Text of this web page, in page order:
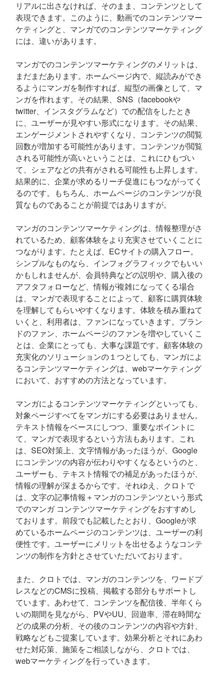
リアルに出さなければ、そのまま、コンテンツとして
表現できます。このように、動画でのコンテンツマー
ケティングと、マンガでのコンテンツマーケティング
には、違いがあります。
マンガでのコンテンツマーケティングのメリットは、
まだまだあります。ホームページ内で、縦読みができ
るようにマンガを制作すれば、縦型の画像として、マ
ンガを作れます。その結果、SNS（facebookや
twitter、インスタグラムなど）での配信をしたとき
に、ユーザーが見やすい形式になります。その結果、
エンゲージメントされやすくなり、コンテンツの閲覧
回数が増加する可能性があります。コンテンツが閲覧
される可能性が高いということは、これにひもづい
て、シェアなどの共有がされる可能性も上昇します。
結果的に、企業が求めるリーチ促進にもつながってく
るのです。もちろん、ホームページのコンテンツが良
質なものであることが前提ではありますが。
マンガのコンテンツマーケティングは、情報整理がさ
れているため、顧客体験をより充実させていくことに
つながります。たとえば、ECサイトの購入フロー。
シンプルなものなら、インフォグラフィックでもいい
かもしれませんが、会員特典などの説明や、購入後の
アフタフォローなど、情報が複雑になってくる場合
は、マンガで表現することによって、顧客に購買体験
を理解してもらいやすくなります。体験を積み重ねて
いくと、利用者は、ファンになっていきます。ブラン
ドのファン、ホームページのファンを増やしていくこ
とは、企業にとっても、大事な課題です。顧客体験の
充実化のソリューションの１つとしても、マンガによ
るコンテンツマーケティングは、webマーケティング
において、おすすめの方法となっています。
マンガによるコンテンツマーケティングといっても、
対象ページすべてをマンガにする必要はありません。
テキスト情報をベースにしつつ、重要なポイントに
て、マンガで表現するという方法もあります。これ
は、SEO対策上、文字情報があったほうが、Google
にコンテンツの内容が伝わりやすくなるというのと、
ユーザーも、テキスト情報での補足があったほうが、
情報の理解が深まるからです。それゆえ、クロトで
は、文字の記事情報＋マンガのコンテンツという形式
でのマンガ コンテンツマーケティングをおすすめし
ております。前段でも記載したとおり、Googleが求
めているホームページのコンテンツは、ユーザーの利
便性です。ユーザーにメリットを出せるようなコンテ
ンツの制作を方針とさせていただいております。
また、クロトでは、マンガのコンテンツを、ワードプ
レスなどのCMSに投稿、掲載する部分もサポートし
ています。あわせて、コンテンツを配信後、半年くら
いの期間を見ながら、PVやUU、回遊率、滞在時間な
どの成果の分析、その後のコンテンツの内容や方針、
戦略などもご提案しています。効果分析とそれにあわ
せた対応策、施策をご相談しながら、クロトでは、
webマーケティングを行っていきます。